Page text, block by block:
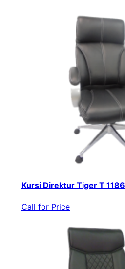
Kursi Direktur Tiger T 1186
Call for Price